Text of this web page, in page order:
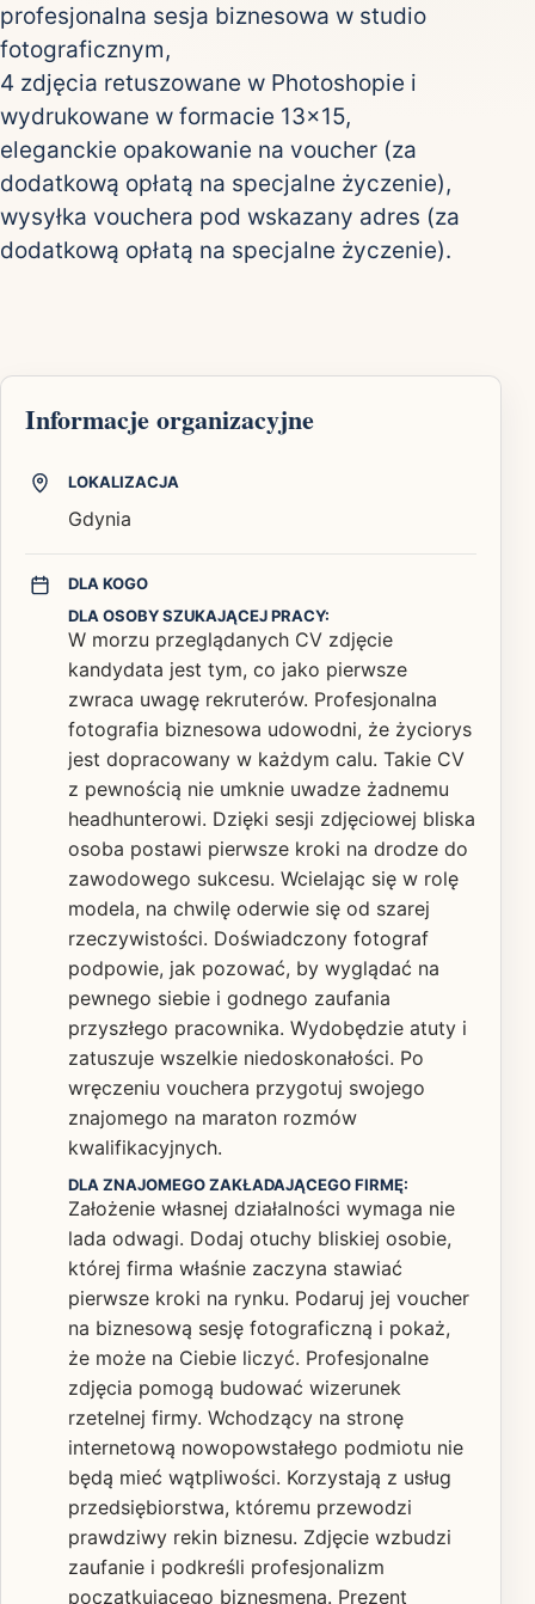
profesjonalna sesja biznesowa w studio
fotograficznym,
4 zdjęcia retuszowane w Photoshopie i
wydrukowane w formacie 13x15,
eleganckie opakowanie na voucher (za
dodatkową opłatą na specjalne życzenie),
wysyłka vouchera pod wskazany adres (za
dodatkową opłatą na specjalne życzenie).
Informacje organizacyjne
LOKALIZACJA
Gdynia
DLA KOGO
DLA OSOBY SZUKAJĄCEJ PRACY:
W morzu przeglądanych CV zdjęcie
kandydata jest tym, co jako pierwsze
zwraca uwagę rekruterów. Profesjonalna
fotografia biznesowa udowodni, że życiorys
jest dopracowany w każdym calu. Takie CV
z pewnością nie umknie uwadze żadnemu
headhunterowi. Dzięki sesji zdjęciowej bliska
osoba postawi pierwsze kroki na drodze do
zawodowego sukcesu. Wcielając się w rolę
modela, na chwilę oderwie się od szarej
rzeczywistości. Doświadczony fotograf
podpowie, jak pozować, by wyglądać na
pewnego siebie i godnego zaufania
przyszłego pracownika. Wydobędzie atuty i
zatuszuje wszelkie niedoskonałości. Po
wręczeniu vouchera przygotuj swojego
znajomego na maraton rozmów
kwalifikacyjnych.
DLA ZNAJOMEGO ZAKŁADAJĄCEGO FIRMĘ:
Założenie własnej działalności wymaga nie
lada odwagi. Dodaj otuchy bliskiej osobie,
której firma właśnie zaczyna stawiać
pierwsze kroki na rynku. Podaruj jej voucher
na biznesową sesję fotograficzną i pokaż,
że może na Ciebie liczyć. Profesjonalne
zdjęcia pomogą budować wizerunek
rzetelnej firmy. Wchodzący na stronę
internetową nowopowstałego podmiotu nie
będą mieć wątpliwości. Korzystają z usług
przedsiębiorstwa, któremu przewodzi
prawdziwy rekin biznesu. Zdjęcie wzbudzi
zaufanie i podkreśli profesjonalizm
początkującego biznesmena. Prezent